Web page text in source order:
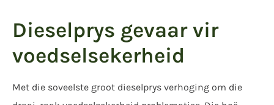
Dieselprys gevaar vir
voedselsekerheid
Met die soveelste groot dieselprys verhoging om die